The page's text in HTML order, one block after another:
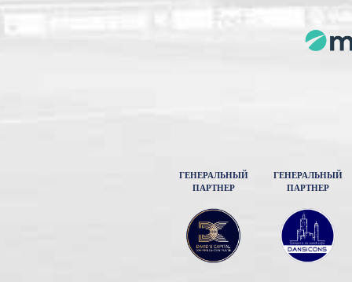
ГЕНЕРАЛЬНЫЙ
ПАРТНЕР
ГЕНЕРАЛЬНЫЙ
ПАРТНЕР